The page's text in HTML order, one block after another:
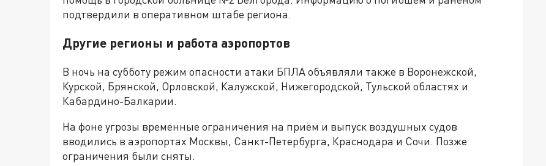
подтвердили в оперативном штабе региона.
Другие регионы и работа аэропортов
В ночь на субботу режим опасности атаки БПЛА объявляли также в Воронежской,
Курской, Брянской, Орловской, Калужской, Нижегородской, Тульской областях и
Кабардино-Балкарии.
На фоне угрозы временные ограничения на приём и выпуск воздушных судов
вводились в аэропортах Москвы, Санкт-Петербурга, Краснодара и Сочи. Позже
ограничения были сняты.